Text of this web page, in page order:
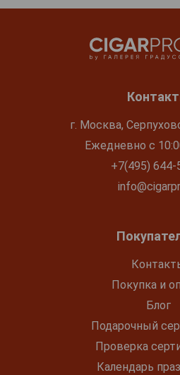
г. Москва,
Ежедневно с
+7(495) 644-
Покупка и
Блог
Подарочный
Проверка
Календарь